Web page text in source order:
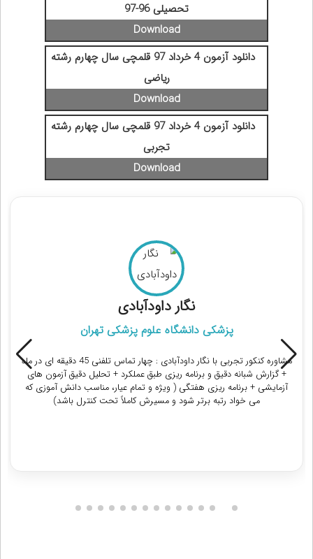
تحصیلی 96-97
دانلود آزمون 4 خرداد 97 قلمچی سال چهارم رشته
ریاضی
دانلود آزمون 4 خرداد 97 قلمچی سال چهارم رشته
تجربی
نگار داودآبادی
پزشکی دانشگاه علوم پزشکی تهران
مشاوره کنکور تجربی با نگار داودآبادی : چهار تماس تلفنی 45 دقیقه ای در ماه
+ گزارش شبانه دقیق و برنامه ریزی طبق عملکرد + تحلیل دقیق آزمون های
آزمایشی + برنامه ریزی هفتگی ( ویژه و تمام عیار، مناسب دانش آموزی که
می خواد رتبه برتر شود و مسیرش کاملاً تحت کنترل باشد)